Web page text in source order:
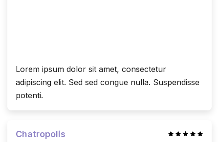
Lorem ipsum dolor sit amet, consectetur
adipiscing elit. Sed sed congue nulla. Suspendisse
potenti.
Chatropolis